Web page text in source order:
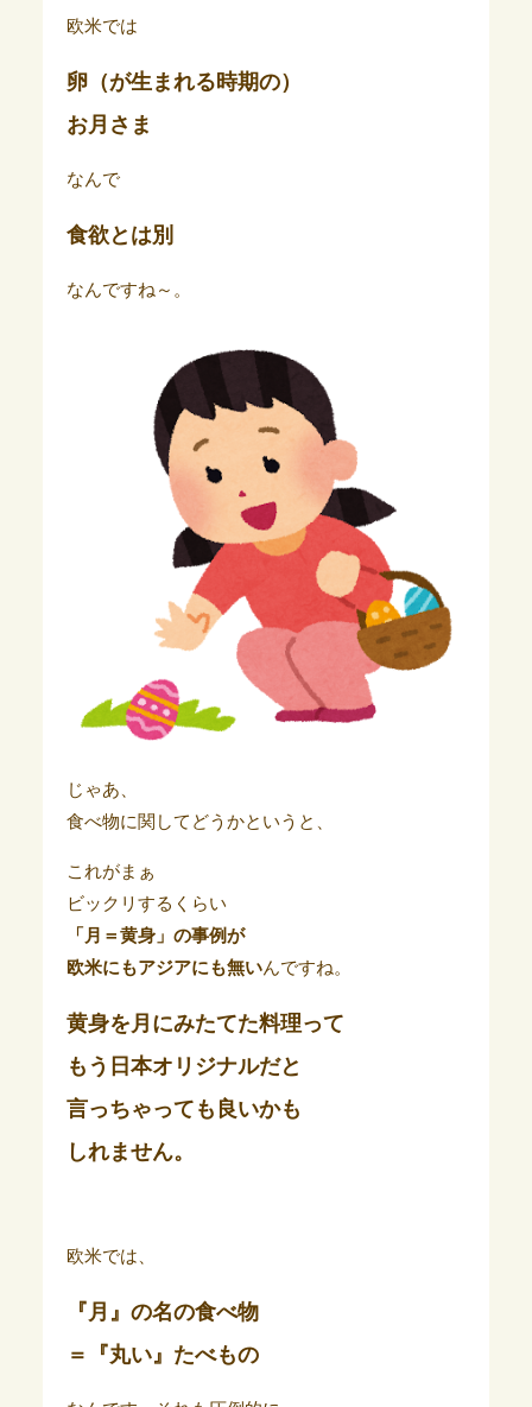
欧米では
卵（が生まれる時期の）
お月さま
なんで
食欲とは別
なんですね～。
じゃあ、
食べ物に関してどうかというと、
これがまぁ
ビックリするくらい
「月＝黄身」の事例が
欧米にもアジアにも無いんですね。
黄身を月にみたてた料理って
もう日本オリジナルだと
言っちゃっても良いかも
しれません。
欧米では、
『月』の名の食べ物
＝『丸い』たべもの